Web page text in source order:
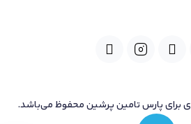
برای پارس تامین پرشین محفوظ می‌باشد.